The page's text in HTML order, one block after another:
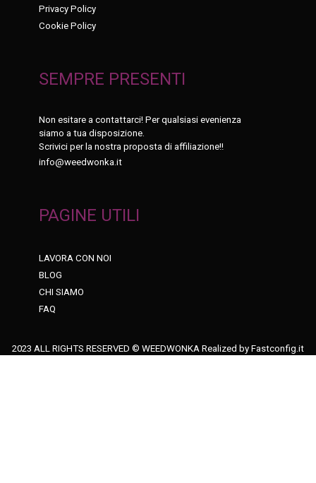
Privacy Policy
Cookie Policy
SEMPRE PRESENTI
Non esitare a contattarci! Per qualsiasi evenienza
siamo a tua disposizione.
Scrivici per la nostra proposta di affiliazione!!
info@weedwonka.it
PAGINE UTILI
LAVORA CON NOI
BLOG
CHI SIAMO
FAQ
2023 ALL RIGHTS RESERVED © WEEDWONKA Realized by Fastconfig.it